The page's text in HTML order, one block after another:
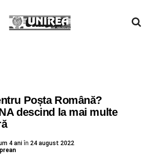
Poșta Română?
descind la mai multe
4 ani în 24 august 2022